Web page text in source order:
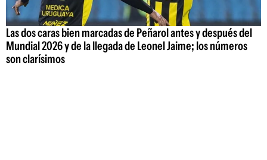
Las dos caras bien marcadas de Peñarol antes y después del
Mundial 2026 y de la llegada de Leonel Jaime; los números
son clarísimos